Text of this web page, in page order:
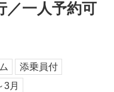
／一人予約可
添乗員付
3月